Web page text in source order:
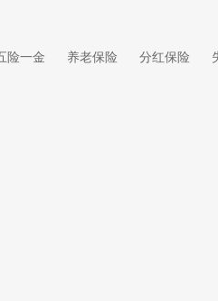
险一金 养老保险 分红保险